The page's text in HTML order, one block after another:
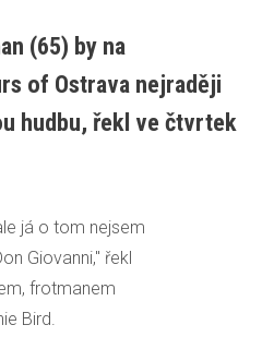
(65) by na
of Ostrava nejraději
hudbu, řekl ve čtvrtek
já o tom nejsem
Giovanni," řekl
frotmanem
Bird.